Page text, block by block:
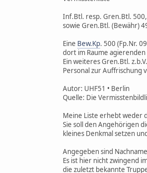
Inf.Btl. resp. Gren.Btl.
sowie Gren.Btl. (Bewähr)
Eine Bew.Kp. 500 (Fp.Nr.
dort im Raume
Ein weiteres Gren.Btl.
Personal zur Auffrischung
Autor: UHF51 • Berlin
Quelle: Die
Meine Liste erhebt weder
Sie soll den Angehörigen
kleines Denkmal setzen
Angegeben sind
Es ist hier nicht zwingend
die zuletzt bekannte